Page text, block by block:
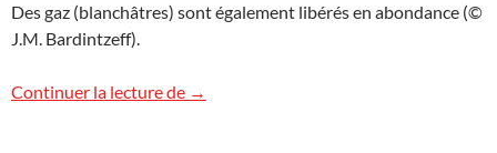
Des gaz (blanchâtres) sont également libérés en abondance (©
J.M. Bardintzeff).
Continuer la lecture de Image d’Hawaii (15)
→